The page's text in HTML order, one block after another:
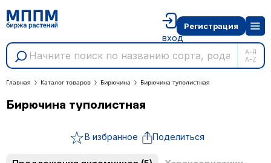
А-Я
A-Z
вход
Регистрация
Главная Каталог товаров Бирючина Бирючина туполистная
Бирючина туполистная
В избранное Поделиться